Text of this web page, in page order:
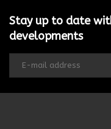
Stay up to date
developments